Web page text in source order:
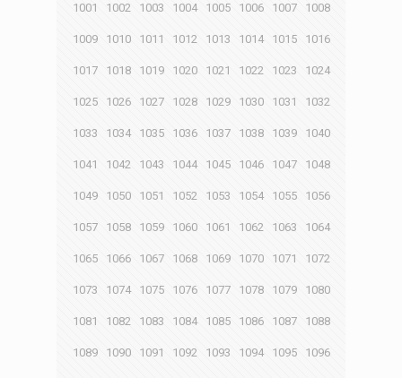
1001 1002 1003 1004 1005 1006 1007 1008
1009 1010 1011 1012 1013 1014 1015 1016
1017 1018 1019 1020 1021 1022 1023 1024
1025 1026 1027 1028 1029 1030 1031 1032
1033 1034 1035 1036 1037 1038 1039 1040
1041 1042 1043 1044 1045 1046 1047 1048
1049 1050 1051 1052 1053 1054 1055 1056
1057 1058 1059 1060 1061 1062 1063 1064
1065 1066 1067 1068 1069 1070 1071 1072
1073 1074 1075 1076 1077 1078 1079 1080
1081 1082 1083 1084 1085 1086 1087 1088
1089 1090 1091 1092 1093 1094 1095 1096